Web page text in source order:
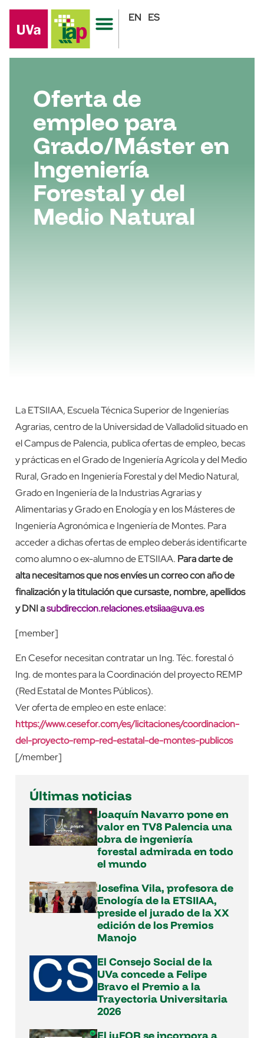
EN ES
Oferta de
empleo para
Grado/Máster en
Ingeniería
Forestal y del
Medio Natural
La ETSIIAA, Escuela Técnica Superior de Ingenierías
Agrarias, centro de la Universidad de Valladolid situado en
el Campus de Palencia, publica ofertas de empleo, becas
y prácticas en el Grado de Ingeniería Agrícola y del Medio
Rural, Grado en Ingeniería Forestal y del Medio Natural,
Grado en Ingeniería de la Industrias Agrarias y
Alimentarias y Grado en Enología y en los Másteres de
Ingeniería Agronómica e Ingeniería de Montes. Para
acceder a dichas ofertas de empleo deberás identificarte
como alumno o ex-alumno de ETSIIAA. Para darte de
alta necesitamos que nos envíes un correo con año de
finalización y la titulación que cursaste, nombre, apellidos
y DNI asubdireccion.relaciones.etsiiaa@uva.es
[member]
En Cesefor necesitan contratar un Ing. Téc. forestal ó
Ing. de montes para la Coordinación del proyecto REMP
(Red Estatal de Montes Públicos).
Ver oferta de empleo en este enlace:
https://www.cesefor.com/es/licitaciones/coordinacion-
del-proyecto-remp-red-estatal-de-montes-publicos
[/member]
Últimas noticias
Joaquín Navarro pone en
valor en TV8 Palencia una
obra de ingeniería
forestal admirada en todo
el mundo
Josefina Vila, profesora de
Enología de la ETSIIAA,
preside el jurado de la XX
edición de los Premios
Manojo
El Consejo Social de la
UVa concede a Felipe
Bravo el Premio a la
Trayectoria Universitaria
2026